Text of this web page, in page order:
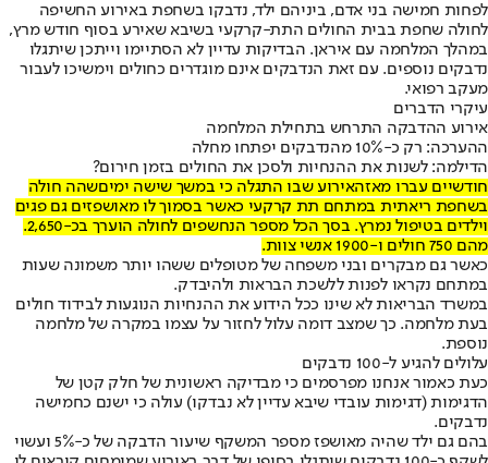
לפחות חמישה בני אדם, ביניהם ילד, נדבקו בשחפת באירוע החשיפה
לחולה שחפת בבית החולים התת-קרקעי בשיבא שאירע בסוף חודש מרץ,
במהלך המלחמה עם איראן. הבדיקות עדיין לא הסתיימו וייתכן שיתגלו
נדבקים נוספים. עם זאת הנדבקים אינם מוגדרים כחולים וימשיכו לעבור
מעקב רפואי.
עיקרי הדברים
אירוע ההדבקה התרחש בתחילת המלחמה
ההערכה: רק כ-10% מהנדבקים יפתחו מחלה
הדילמה: לשנות את ההנחיות ולסכן את החולים בזמן חירום?
חודשיים עברו מאזהאירוע שבו התגלה כי במשך שישה ימיםשהה חולה
בשחפת ריאתית במתחם תת קרקעי כאשר בסמוך לו מאושפזים גם פגים
וילדים בטיפול נמרץ. בסך הכל מספר הנחשפים לחולה הוערך בכ-2,650.
מהם 750 חולים ו-1900 אנשי צוות.
כאשר גם מבקרים ובני משפחה של מטופלים ששהו יותר משמונה שעות
במתחם נקראו לפנות ללשכת הבראות ולהיבדק.
במשרד הבריאות לא שינו ככל הידוע את ההנחיות הנוגעות לבידוד חולים
בעת מלחמה. כך שמצב דומה עלול לחזור על עצמו במקרה של מלחמה
נוספת.
עלולים להגיע ל-100 נדבקים
כעת כאמור אנחנו מפרסמים כי מבדיקה ראשונית של חלק קטן של
הדגימות (דגימות עובדי שיבא עדיין לא נבדקו) עולה כי ישנם כחמישה
נדבקים.
בהם גם ילד שהיה מאושפז מספר המשקף שיעור הדבקה של כ-5% ועשוי